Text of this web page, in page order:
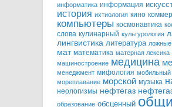
информатика информация
история ихтиология кино
компьютеры космонавтика
слова кулинарный культурология
лингвистика литература ложные
мат математика матерная лексика
машиностроение медицина
менеджмент мифология мобильный
мореплавание морской музыка
неологизмы нефтегаз
образование обсценный